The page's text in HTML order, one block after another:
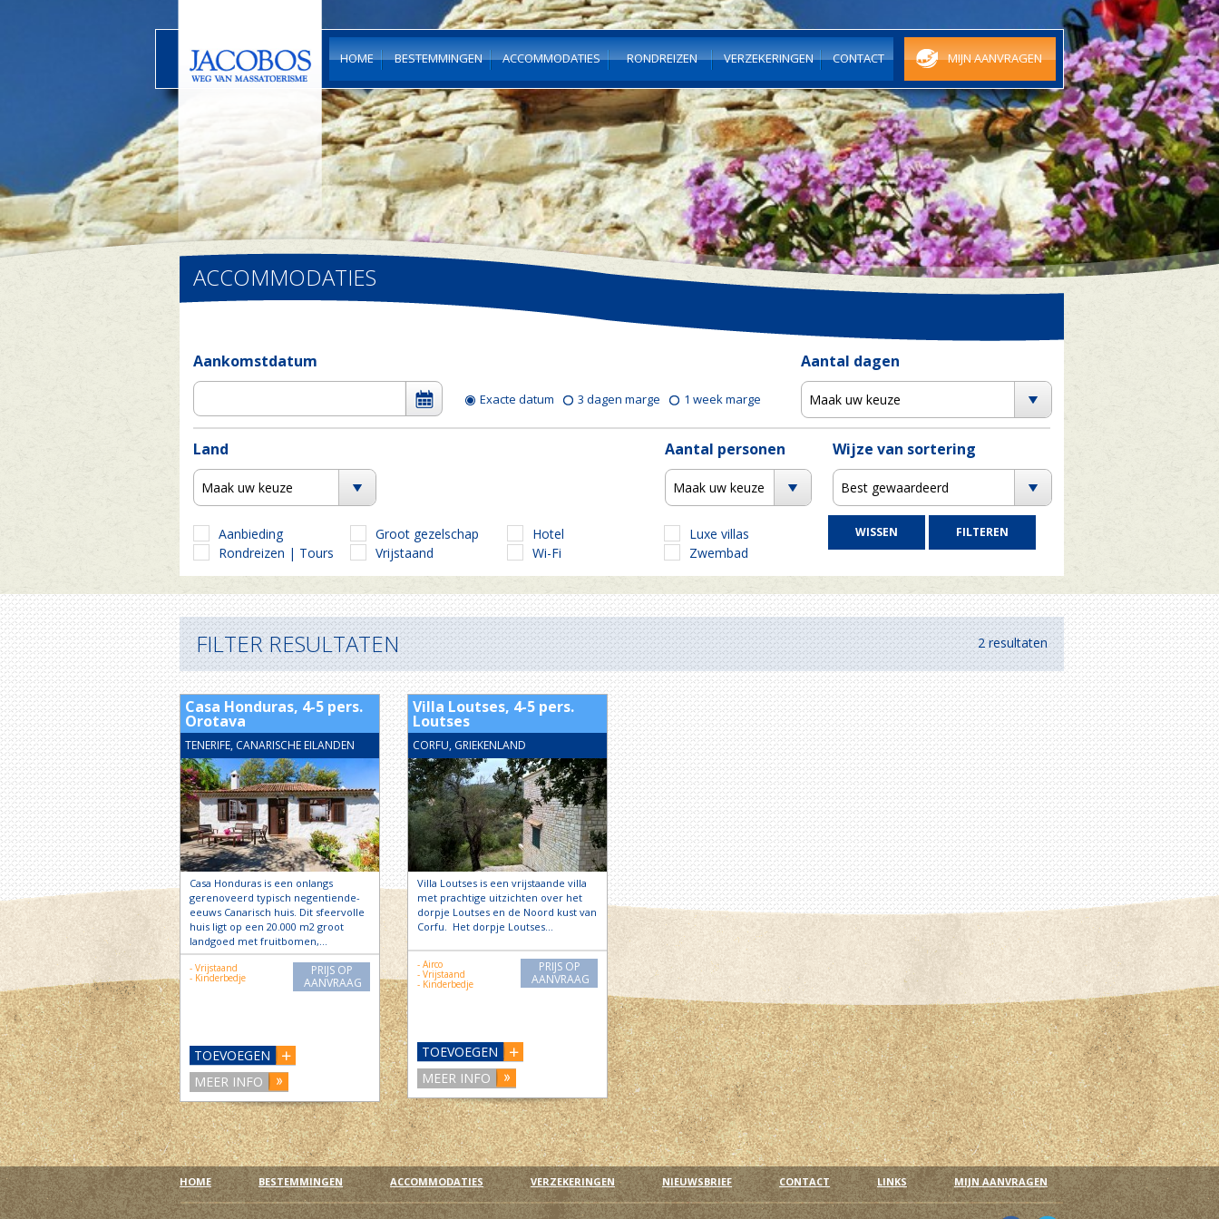
HOME BESTEMMINGEN ACCOMMODATIES RONDREIZEN VERZEKERINGEN CONTACT MIJN AANVRAGEN
ACCOMMODATIES
Aankomstdatum
Exacte datum 3 dagen marge 1 week marge
Aantal dagen
Maak uw keuze
Land
Maak uw keuze
Aantal personen
Maak uw keuze
Wijze van sortering
Best gewaardeerd
Aanbieding Groot gezelschap Hotel
Luxe villas
Rondreizen | Tours
Vrijstaand Wi-Fi Zwembad
FILTER RESULTATEN 2 resultaten
Casa Honduras, 4-5 pers.
Orotava
TENERIFE, CANARISCHE EILANDEN
Casa Honduras is een onlangs
gerenoveerd typisch negentiende-
eeuws Canarisch huis. Dit sfeervolle
huis ligt op een 20.000 m2 groot
landgoed met fruitbomen,…
- Vrijstaand
- Kinderbedje
PRIJS OP
AANVRAAG
TOEVOEGEN
MEER INFO
Villa Loutses, 4-5 pers.
Loutses
CORFU, GRIEKENLAND
Villa Loutses is een vrijstaande villa
met prachtige uitzichten over het
dorpje Loutses en de Noord kust van
Corfu. Het dorpje Loutses…
- Airco
- Vrijstaand
- Kinderbedje
PRIJS OP
AANVRAAG
TOEVOEGEN
MEER INFO
HOME BESTEMMINGEN ACCOMMODATIES VERZEKERINGEN NIEUWSBRIEF CONTACT LINKS MIJN AANVRAGEN